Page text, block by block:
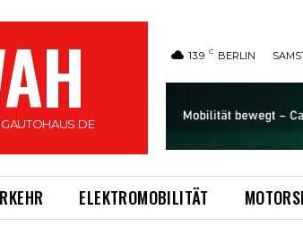
13.9 C BERLIN
ELEKTROMOBILITÄT